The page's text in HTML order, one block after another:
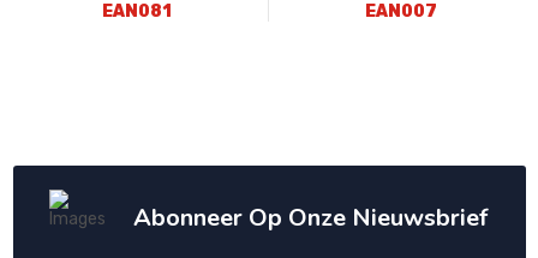
EAN081 EAN007
Abonneer Op Onze Nieuwsbrief